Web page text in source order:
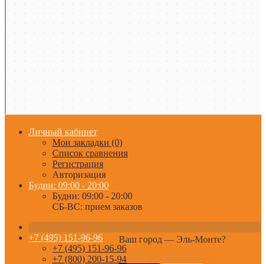
Личный кабинет
Мои закладки (0)
Список сравнения
Регистрация
Авторизация
Будни: 09:00 - 20:00
Будни: 09:00 - 20:00
СБ-ВС: прием заказов
Ваш город — Эль-Монте?
+7 (495) 151-96-96
+7 (495) 151-96-96
+7 (800) 200-15-94